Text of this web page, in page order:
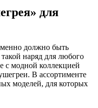
для
должно быть
наряд для любого
с модной коллекцией
В ассортименте
моделей, для которых